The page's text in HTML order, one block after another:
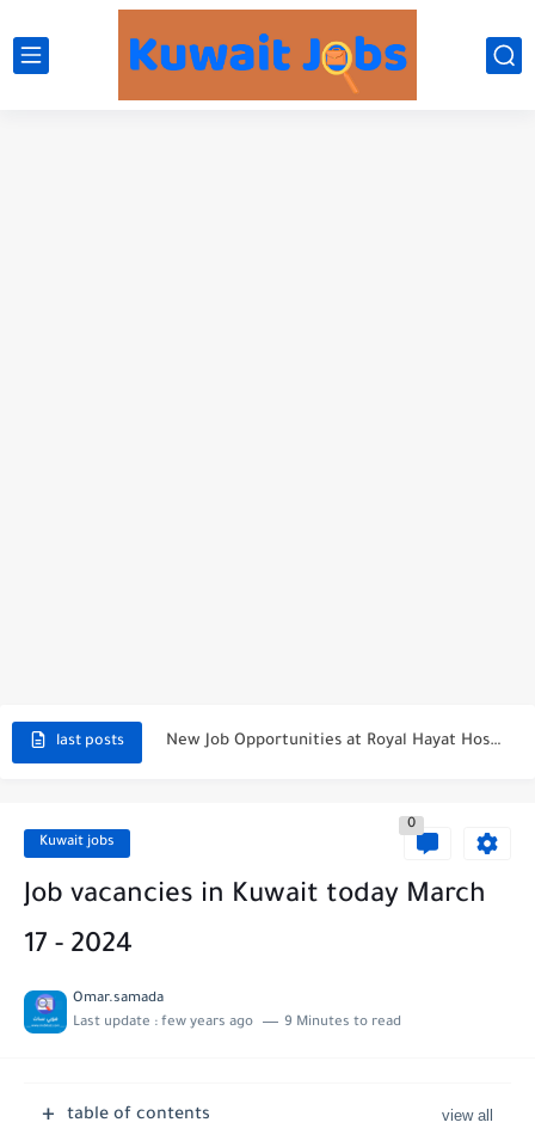
last posts New Job Opportunities at Royal Hayat Hospital in Kuwait
Job Opportunities at Marriott Hotels & Resorts
Kuwait jobs
0
Job vacancies in Kuwait today March
17 - 2024
Omar.samada
Last update : few years ago 9 Minutes to read
table of contents